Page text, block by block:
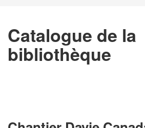
Catalogue de la
bibliothèque